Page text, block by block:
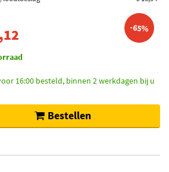
-65%
16:00 besteld, binnen 2 werkdagen bij u
Bestellen